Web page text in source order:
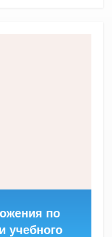
по
учебного